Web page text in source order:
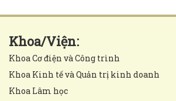
Khoa/Viện:
Khoa Cơ điện và Công trình
Khoa Kinh tế và Quản trị kinh doanh
Khoa Lâm học